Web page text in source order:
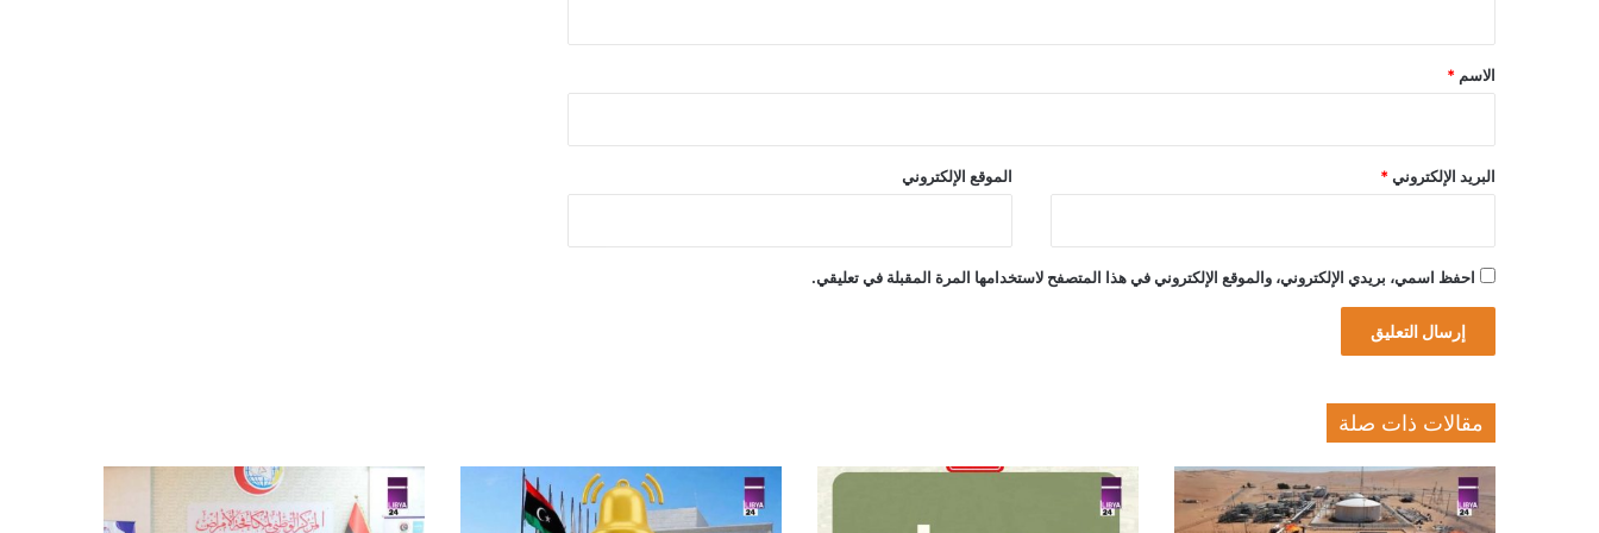
*
الاسم *
البريد الإلكتروني * الموقع الإلكتروني
احفظ اسمي، بريدي الإلكتروني، والموقع الإلكتروني في هذا المتصفح لاستخدامها المرة المقبلة في تعليقي.
مقالات ذات صلة